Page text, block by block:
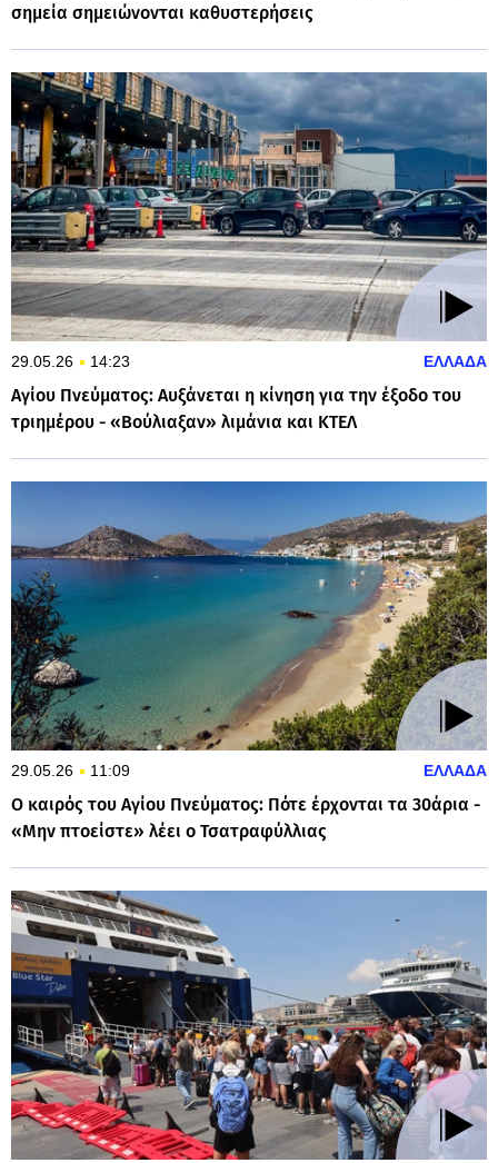
σημεία σημειώνονται καθυστερήσεις
29.05.26 14:23 ΕΛΛΑΔΑ
Αγίου Πνεύματος: Αυξάνεται η κίνηση για την έξοδο του
τριημέρου - «Βούλιαξαν» λιμάνια και ΚΤΕΛ
29.05.26 11:09 ΕΛΛΑΔΑ
Ο καιρός του Αγίου Πνεύματος: Πότε έρχονται τα 30άρια -
«Μην πτοείστε» λέει ο Τσατραφύλλιας